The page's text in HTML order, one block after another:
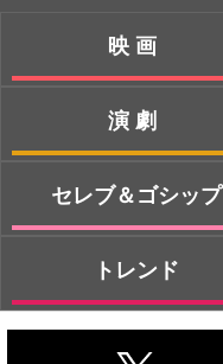
映画
演劇
セレブ＆ゴシップ
トレンド